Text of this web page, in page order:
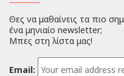
Θες να μαθαίνεις τα πιο
ένα μηνιαίο newsletter;
Μπες στη λίστα μας!
Email: